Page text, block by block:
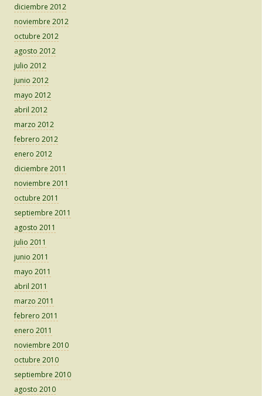
diciembre 2012
noviembre 2012
octubre 2012
agosto 2012
julio 2012
junio 2012
mayo 2012
abril 2012
marzo 2012
febrero 2012
enero 2012
diciembre 2011
noviembre 2011
octubre 2011
septiembre 2011
agosto 2011
julio 2011
junio 2011
mayo 2011
abril 2011
marzo 2011
febrero 2011
enero 2011
noviembre 2010
octubre 2010
septiembre 2010
agosto 2010